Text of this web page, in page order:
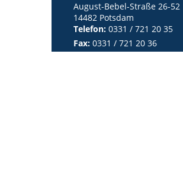
August-Bebel-Straße 26-52
14482 Potsdam
Telefon: 0331 / 721 20 35
Fax: 0331 / 721 20 36